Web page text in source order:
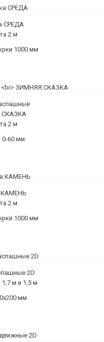
СРЕДА
2 м
1000 мм
2 м
60 мм.
КАМЕНЬ
2 м
1000 мм
2D
м и 1,5 м
мм